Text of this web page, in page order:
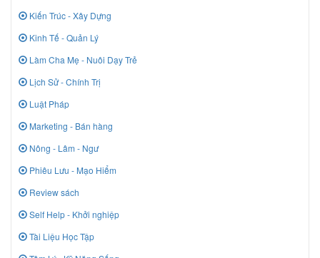
Kiến Trúc - Xây Dựng
Kinh Tế - Quản Lý
Làm Cha Mẹ - Nuôi Dạy Trẻ
Lịch Sử - Chính Trị
Luật Pháp
Marketing - Bán hàng
Nông - Lâm - Ngư
Phiêu Lưu - Mạo Hiểm
Review sách
Self Help - Khởi nghiệp
Tài Liệu Học Tập